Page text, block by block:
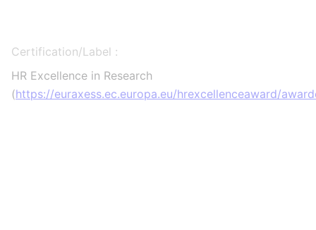
Certification/Label :
HR Excellence in Research
(https://euraxess.ec.europa.eu/hrexcellenceaward/